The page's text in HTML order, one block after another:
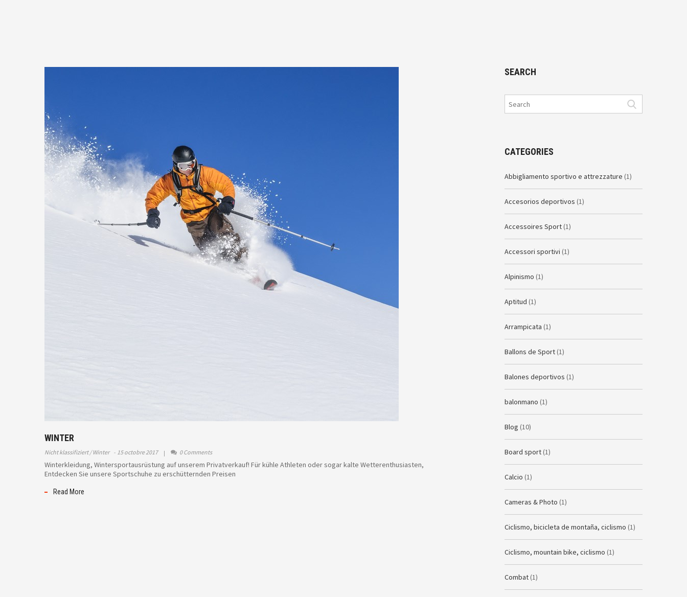
WINTER
Nicht klassifiziert Winter 15 octobre 2017 0 Comments
Winterkleidung, Wintersportausrüstung auf unserem Privatverkauf! Für kühle Athleten oder sogar kalte Wetterenthusiasten,
Entdecken Sie unsere Sportschuhe zu erschütternden Preisen
Read More
SEARCH
CATEGORIES
Abbigliamento sportivo e attrezzature (1)
Accesorios deportivos (1)
Accessoires Sport (1)
Accessori sportivi (1)
Alpinismo (1)
Aptitud (1)
Arrampicata (1)
Ballons de Sport (1)
Balones deportivos (1)
balonmano (1)
Blog (10)
Board sport (1)
Calcio (1)
Cameras & Photo (1)
Ciclismo, bicicleta de montaña, ciclismo (1)
Ciclismo, mountain bike, ciclismo (1)
Combat (1)